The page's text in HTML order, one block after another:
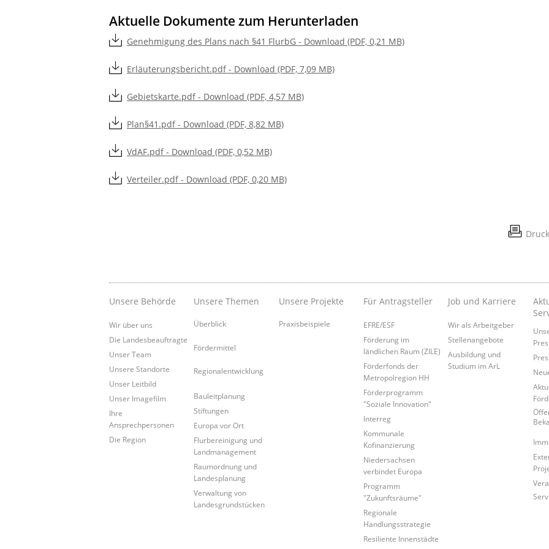
Aktuelle Dokumente zum Herunterladen
Genehmigung des Plans nach §41 FlurbG - Download (PDF, 0,21 MB)
Erläuterungsbericht.pdf - Download (PDF, 7,09 MB)
Gebietskarte.pdf - Download (PDF, 4,57 MB)
Plan§41.pdf - Download (PDF, 8,82 MB)
VdAF.pdf - Download (PDF, 0,52 MB)
Verteiler.pdf - Download (PDF, 0,20 MB)
Unsere Behörde
Wir über uns
Die Landesbeauftragte
Unser Team
Unsere Standorte
Unser Leitbild
Unser Imagefilm
Ihre
Ansprechpersonen
Die Region
Unsere Themen
Überblick
Fördermittel
Regionalentwicklung
Bauleitplanung
Stiftungen
Europa vor Ort
Flurbereinigung und
Landmanagement
Raumordnung und
Landesplanung
Verwaltung von
Landesgrundstücken
Unsere Projekte
Praxisbeispiele
Für Antragsteller
EFRE/ESF
Förderung im
ländlichen Raum (ZILE)
Förderfonds der
Metropolregion HH
Förderprogramm
"Soziale Innovation"
Interreg
Kommunale
Kofinanzierung
Niedersachsen
verbindet Europa
Programm
"Zukunftsräume"
Regionale
Handlungsstrategie
Resiliente Innenstädte
Job und Karriere
Wir als Arbeitgeber
Stellenangebote
Ausbildung und
Studium im ArL